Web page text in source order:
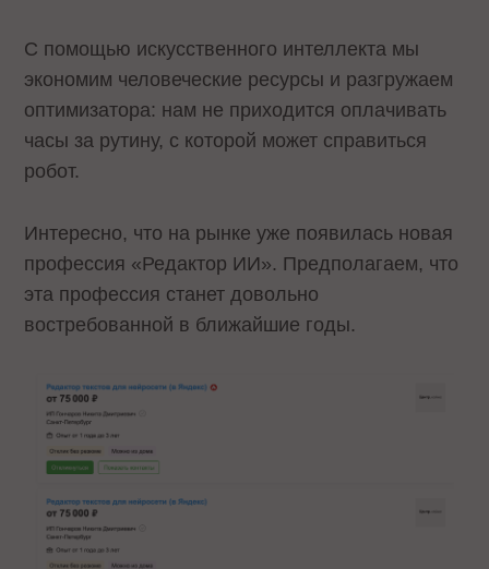
С помощью искусственного интеллекта мы
экономим человеческие ресурсы и разгружаем
оптимизатора: нам не приходится оплачивать
часы за рутину, с которой может справиться
робот.
Интересно, что на рынке уже появилась новая
профессия «Редактор ИИ». Предполагаем, что
эта профессия станет довольно
востребованной в ближайшие годы.